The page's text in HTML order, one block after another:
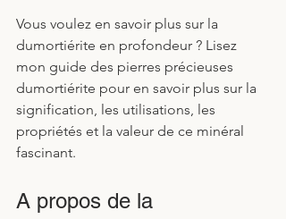
Vous voulez en savoir plus sur la
dumortiérite en profondeur ? Lisez
mon guide des pierres précieuses
dumortiérite pour en savoir plus sur la
signification, les utilisations, les
propriétés et la valeur de ce minéral
fascinant.
A propos de la